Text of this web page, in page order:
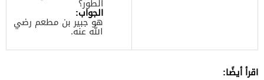
الطور؟
الجواب:
هو جبير بن مطعم رضي
الله عنه.
اقرأ أيضًا: